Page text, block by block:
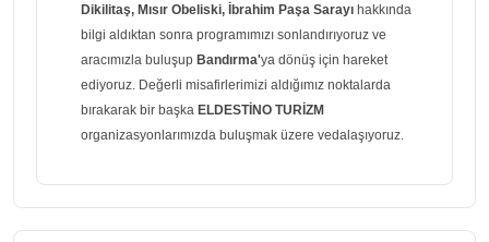
Dikilitaş, Mısır Obeliski, İbrahim Paşa Sarayı hakkında
bilgi aldıktan sonra programımızı sonlandırıyoruz ve
aracımızla buluşup Bandırma'ya dönüş için hareket
ediyoruz. Değerli misafirlerimizi aldığımız noktalarda
bırakarak bir başka ELDESTİNO TURİZM
organizasyonlarımızda buluşmak üzere vedalaşıyoruz.